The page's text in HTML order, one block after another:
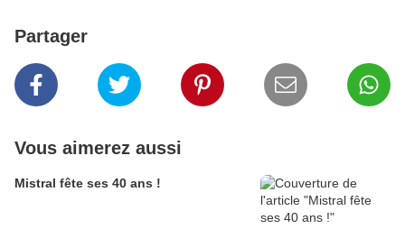
Partager
Vous aimerez aussi
Mistral fête ses 40 ans !